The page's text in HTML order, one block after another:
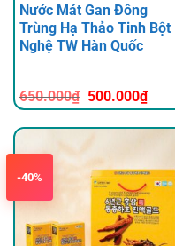
Nước Mát Gan Đông
Trùng Hạ Thảo Tinh Bột
Nghệ TW Hàn Quốc
650.000₫ Giá
gốc
là:
500.000₫Giá
hiện
tại
-40%